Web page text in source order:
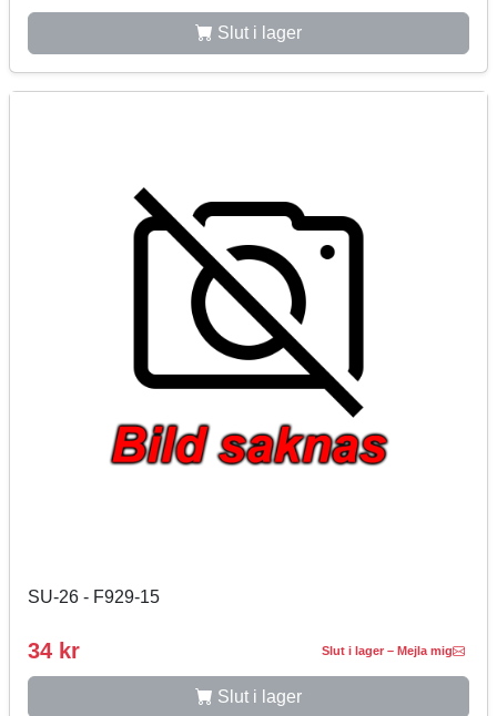
Slut i lager
SU-26 - F929-15
34 kr Slut i lager – Mejla mig
Slut i lager